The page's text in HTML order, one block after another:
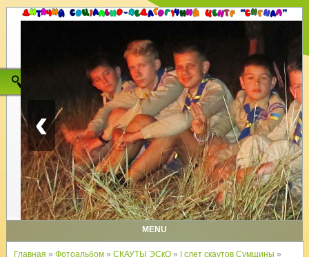
‹
MENU
Главная » Фотоальбом» СКАУТЫ ЭСкО» I слет скаутов Сумщины »